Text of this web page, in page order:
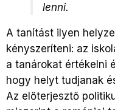
lenni.
A tanítást ilyen
kényszeríteni: az
a tanárokat értékelni
hogy helyt tudjanak
Az előterjesztő